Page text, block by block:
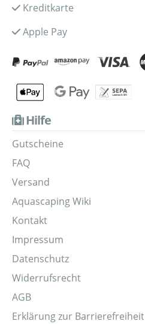
Kreditkarte
Apple Pay
Hilfe
Gutscheine
FAQ
Versand
Aquascaping Wiki
Kontakt
Impressum
Datenschutz
Widerrufsrecht
AGB
Erklärung zur Barrierefreiheit